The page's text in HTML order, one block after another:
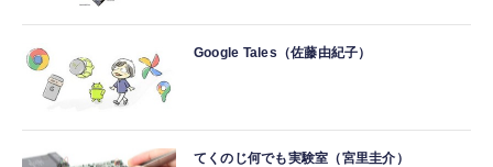
Google Tales（佐藤由紀子）
てくのじ何でも実験室（宮里圭介）